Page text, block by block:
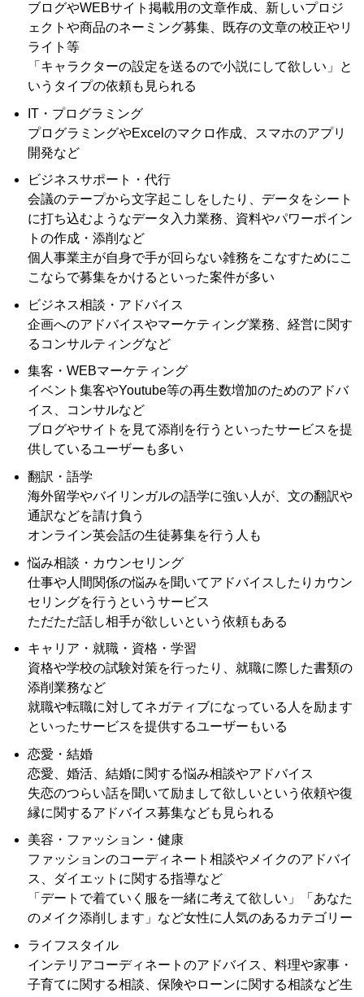
ブログやWEBサイト掲載用の文章作成、新しいプロジ
ェクトや商品のネーミング募集、既存の文章の校正やリ
ライト等
「キャラクターの設定を送るので小説にして欲しい」と
いうタイプの依頼も見られる
IT・プログラミング
プログラミングやExcelのマクロ作成、スマホのアプリ
開発など
ビジネスサポート・代行
会議のテープから文字起こしをしたり、データをシート
に打ち込むようなデータ入力業務、資料やパワーポイン
トの作成・添削など
個人事業主が自身で手が回らない雑務をこなすためにこ
こならで募集をかけるといった案件が多い
ビジネス相談・アドバイス
企画へのアドバイスやマーケティング業務、経営に関す
るコンサルティングなど
集客・WEBマーケティング
イベント集客やYoutube等の再生数増加のためのアドバ
イス、コンサルなど
ブログやサイトを見て添削を行うといったサービスを提
供しているユーザーも多い
翻訳・語学
海外留学やバイリンガルの語学に強い人が、文の翻訳や
通訳などを請け負う
オンライン英会話の生徒募集を行う人も
悩み相談・カウンセリング
仕事や人間関係の悩みを聞いてアドバイスしたりカウン
セリングを行うというサービス
ただただ話し相手が欲しいという依頼もある
キャリア・就職・資格・学習
資格や学校の試験対策を行ったり、就職に際した書類の
添削業務など
就職や転職に対してネガティブになっている人を励ます
といったサービスを提供するユーザーもいる
恋愛・結婚
恋愛、婚活、結婚に関する悩み相談やアドバイス
失恋のつらい話を聞いて励まして欲しいという依頼や復
縁に関するアドバイス募集なども見られる
美容・ファッション・健康
ファッションのコーディネート相談やメイクのアドバイ
ス、ダイエットに関する指導など
「デートで着ていく服を一緒に考えて欲しい」「あなた
のメイク添削します」など女性に人気のあるカテゴリー
ライフスタイル
インテリアコーディネートのアドバイス、料理や家事・
子育てに関する相談、保険やローンに関する相談など生